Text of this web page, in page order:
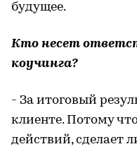
будущее.
Кто несет
коучинга?
- За итоговый
клиенте. Потому
действий, сделает